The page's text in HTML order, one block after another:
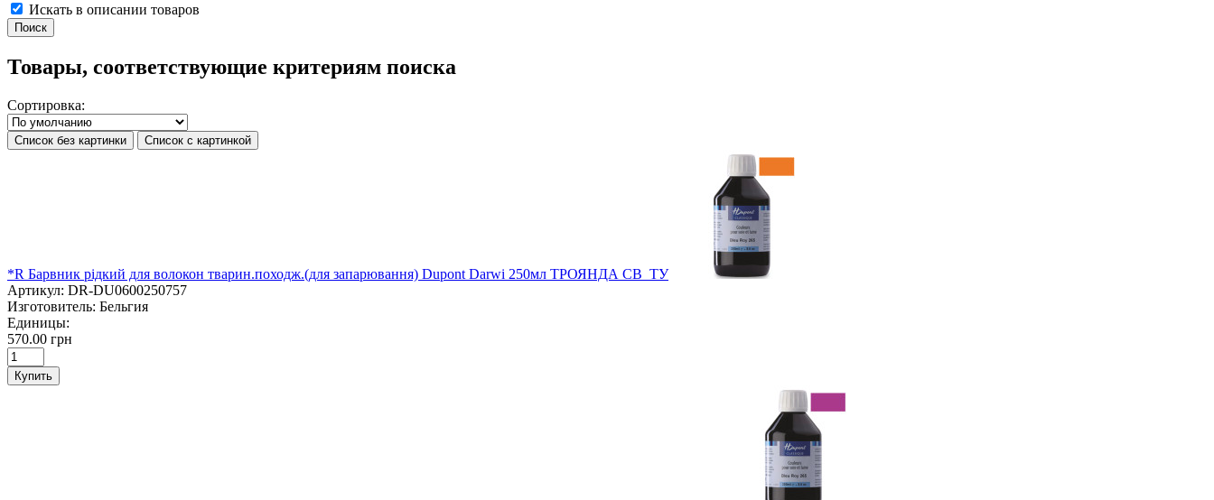
Искать в описании товаров
Товары, соответствующие критериям поиска
Сортировка:
Список без картинки Список с картинкой
*R Барвник рідкий для волокон тварин.походж.(для запарювання) Dupont Darwi 250мл ТРОЯНДА СВ_ТУ
Артикул: DR-DU0600250757
Изготовитель: Бельгия
Единицы:
570.00 грн
Купить